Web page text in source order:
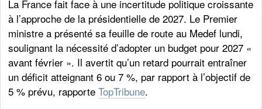
La France fait face à une incertitude politique croissante
à l’approche de la présidentielle de 2027. Le Premier
ministre a présenté sa feuille de route au Medef lundi,
soulignant la nécessité d’adopter un budget pour 2027 «
avant février ». Il avertit qu’un retard pourrait entraîner
un déficit atteignant 6 ou 7 %, par rapport à l’objectif de
5 % prévu, rapporteTopTribune.